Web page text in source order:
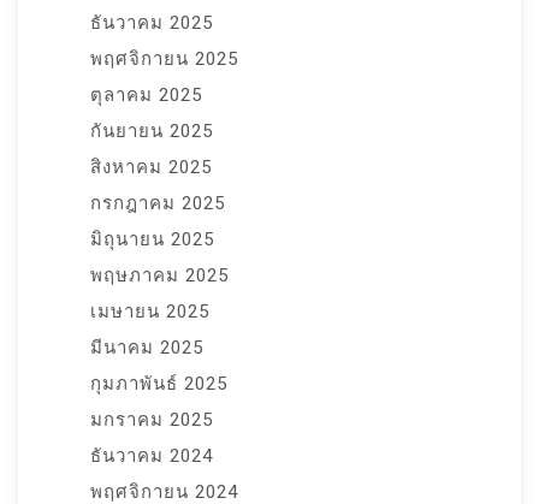
ธันวาคม 2025
พฤศจิกายน 2025
ตุลาคม 2025
กันยายน 2025
สิงหาคม 2025
กรกฎาคม 2025
มิถุนายน 2025
พฤษภาคม 2025
เมษายน 2025
มีนาคม 2025
กุมภาพันธ์ 2025
มกราคม 2025
ธันวาคม 2024
พฤศจิกายน 2024